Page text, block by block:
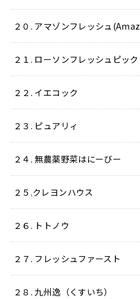
２０. アマゾンフレッシュ
２１. ローソンフレッシュピック
２２. イエコック
２３. ピュアリィ
２４. 無農薬野菜はにーびー
２５.クレヨンハウス
２６. トトノウ
２７. フレッシュファースト
２８. 九州逸（くすいち）